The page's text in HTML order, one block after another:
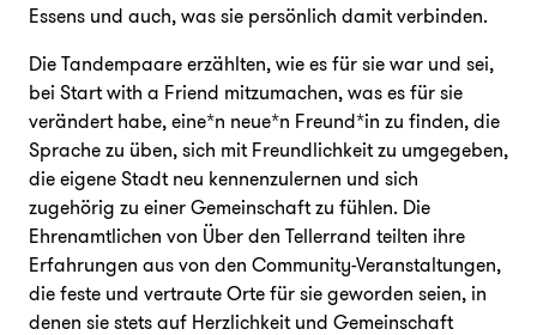
Essens und auch, was sie persönlich damit verbinden.
Die Tandempaare erzählten, wie es für sie war und sei,
bei Start with a Friend mitzumachen, was es für sie
verändert habe, eine*n neue*n Freund*in zu finden, die
Sprache zu üben, sich mit Freundlichkeit zu umgegeben,
die eigene Stadt neu kennenzulernen und sich
zugehörig zu einer Gemeinschaft zu fühlen. Die
Ehrenamtlichen von Über den Tellerrand teilten ihre
Erfahrungen aus von den Community-Veranstaltungen,
die feste und vertraute Orte für sie geworden seien, in
denen sie stets auf Herzlichkeit und Gemeinschaft